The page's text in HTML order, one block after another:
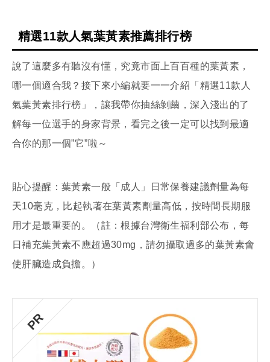
精選11款人氣葉黃素推薦排行榜
說了這麼多有聽沒有懂，究竟市面上百百種的葉黃素，
哪一個適合我？接下來小編就要一一介紹「精選11款人
氣葉黃素排行榜」，讓我帶你抽絲剝繭，深入淺出的了
解每一位選手的身家背景，看完之後一定可以找到最適
合你的那一個”它”啦～
貼心提醒：葉黃素一般「成人」日常保養建議劑量為每
天10毫克，比起執著在葉黃素劑量高低，按時間長期服
用才是最重要的。（註：根據台灣衛生福利部公布，每
日補充葉黃素不應超過30mg，請勿攝取過多的葉黃素會
使肝臟造成負擔。）
PR